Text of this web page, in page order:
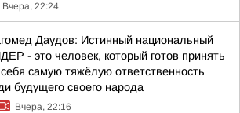
Вчера, 22:24
Даудов: Истинный национальный
- это человек, который готов принять
самую тяжёлую ответственность
будущего своего народа
Вчера, 22:16